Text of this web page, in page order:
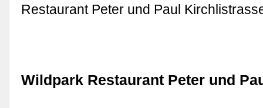
Restaurant Peter und Paul
Wildpark Restaurant Peter und